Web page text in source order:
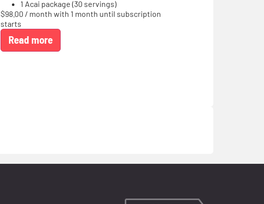
1 Acai package (30 servings)
$98.00 / month with 1 month until subscription
starts
Read more